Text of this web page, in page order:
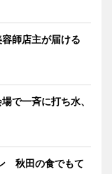
師店主が届ける
で一斉に打ち水、
秋田の食でもて